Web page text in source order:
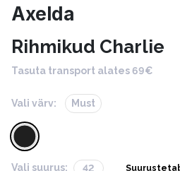
Axelda
Rihmikud Charlie
Tasuta transport alates 69€
Vali värv: Must
Vali suurus: 42